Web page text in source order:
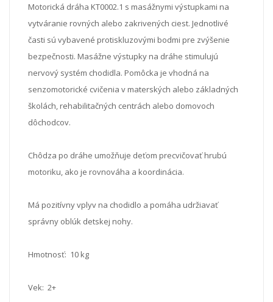
Motorická dráha KT0002.1 s masážnymi výstupkami na
vytváranie rovných alebo zakrivených ciest. Jednotlivé
časti sú vybavené protiskluzovými bodmi pre zvýšenie
bezpečnosti. Masážne výstupky na dráhe stimulujú
nervový systém chodidla. Pomôcka je vhodná na
senzomotorické cvičenia v materských alebo základných
školách, rehabilitačných centrách alebo domovoch
dôchodcov.
Chôdza po dráhe umožňuje deťom precvičovať hrubú
motoriku, ako je rovnováha a koordinácia.
Má pozitívny vplyv na chodidlo a pomáha udržiavať
správny oblúk detskej nohy.
Hmotnosť: 10 kg
Vek: 2+